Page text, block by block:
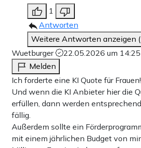
1
Antworten
Weitere Antworten anzeigen
Wuetburger
22.05.2026 um
Melden
Ich forderte eine KI Quote für Frauen!
Und wenn die KI Anbieter hier die
erfüllen, dann werden
fällig.
Außerdem sollte ein
mit einem jährlichen Budget von